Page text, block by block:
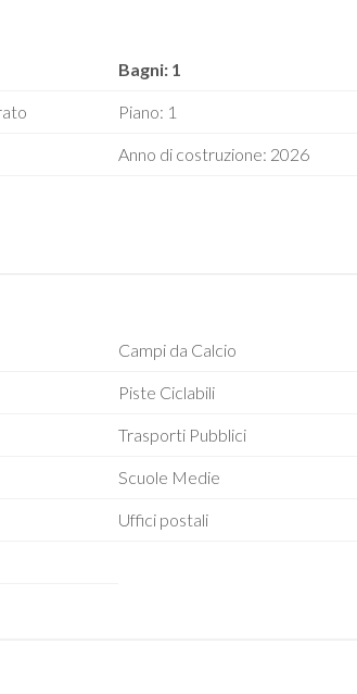
Bagni: 1
Piano: 1
Anno di costruzione: 2026
Campi da Calcio
Piste Ciclabili
Trasporti Pubblici
Scuole Medie
Uffici postali